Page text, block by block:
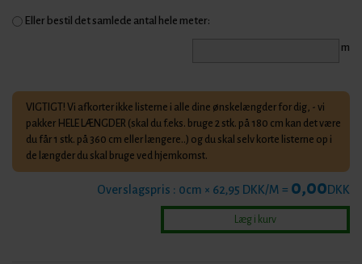
Eller bestil det samlede antal hele meter:
m
VIGTIGT! Vi afkorter ikke listerne i alle dine ønskelængder for dig, - vi
pakker HELE LÆNGDER (skal du f.eks. bruge 2 stk. på 180 cm kan det være
du får 1 stk. på 360 cm eller længere..) og du skal selv korte listerne op i
de længder du skal bruge ved hjemkomst.
Overslagspris : 0cm × 62,95 DKK/M = 0,00DKK